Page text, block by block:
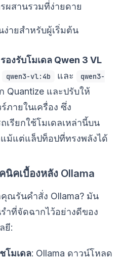
ผสานรวมที่ง่ายดาย
ง่ายสำหรับผู้เริ่มต้น
องรับโมเดล Qwen 3 VL
qwen3-vl:4b และ
qwen3-
Quantize และปรับให้
ภายในเครื่อง ซึ่ง
รียกใช้โมเดลเหล่านี้บน
ม้แต่แล็ปท็อปที่ทรงพลังได้
นิคเบื้องหลัง Ollama
คุณรันคำสั่ง Ollama? มัน
ำที่จัดฉากไว้อย่างดีของ
ยี:
โมเดล: Ollama ดาวน์โหลด